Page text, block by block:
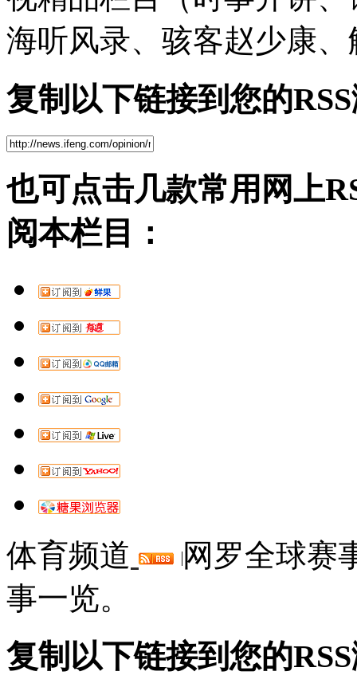
海听风录、骇客赵少康
复制以下链接到您的
也可点击几款常用网上
阅本栏目：
体育频道
网罗全球赛
事一览。
复制以下链接到您的